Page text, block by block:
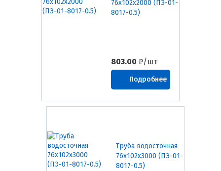
76х102х2000 (ПЭ-01-
8017-0.5)
803.00 ₽/шт
Подробнее
Труба водосточная
76х102х3000 (ПЭ-01-
8017-0.5)